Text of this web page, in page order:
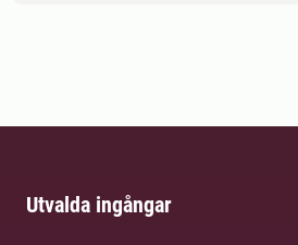
Utvalda ingångar